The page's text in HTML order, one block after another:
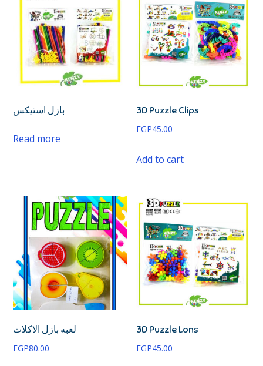
بازل استيكس
Read more
3D Puzzle Clips
EGP45.00
Add to cart
لعبه بازل الاكلات
EGP80.00
3D Puzzle Lons
EGP45.00